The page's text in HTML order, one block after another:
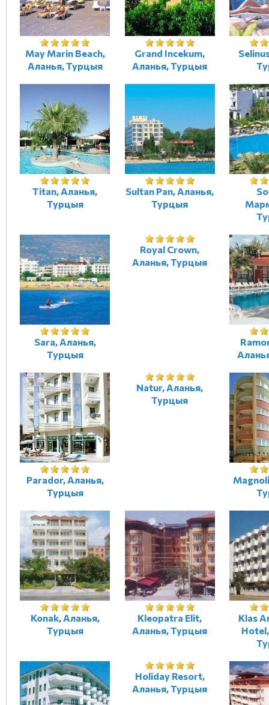
May Marin Beach,
Аланья, Турцыя
Grand Incekum,
Аланья, Турцыя
Titan, Аланья,
Турцыя
Sultan Pan, Аланья,
Турцыя
Sara, Аланья,
Турцыя
Royal Crown,
Аланья, Турцыя
Parador, Аланья,
Турцыя
Natur, Аланья,
Турцыя
Konak, Аланья,
Турцыя
Kleopatra Elit,
Аланья, Турцыя
Klas
Holiday Resort,
Аланья, Турцыя